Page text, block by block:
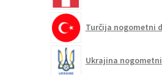
Turčija nogometni
Ukrajina nogometni